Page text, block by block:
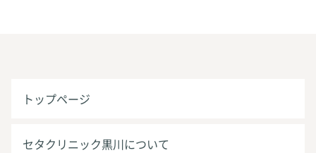
トップページ
セタクリニック黒川について